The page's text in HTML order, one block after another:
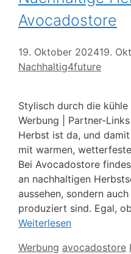
Avocadostore
19. Oktober 202419.
Nachhaltig4future
Stylisch durch die
Werbung | Partner-
Herbst ist da, und
mit warmen,
Bei Avocadostore
an nachhaltigen
aussehen, sondern
produziert sind. Egal,
Weiterlesen
Kategorien
Werbung Schlagwörter
avocadostore